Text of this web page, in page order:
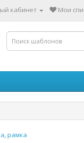
кабинет Мои
,рамка